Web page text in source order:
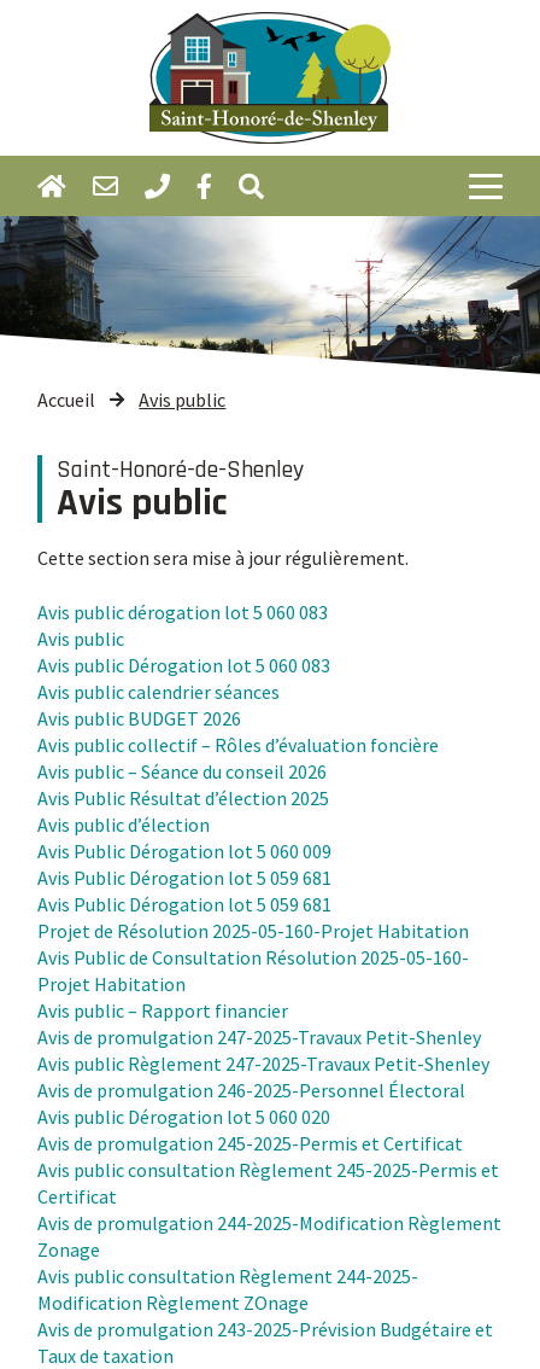
Accueil Avis public
Saint-Honoré-de-Shenley
Avis public
Cette section sera mise à jour régulièrement.
Avis public dérogation lot 5 060 083
Avis public
Avis public Dérogation lot 5 060 083
Avis public calendrier séances
Avis public BUDGET 2026
Avis public collectif – Rôles d’évaluation foncière
Avis public – Séance du conseil 2026
Avis Public Résultat d’élection 2025
Avis public d’élection
Avis Public Dérogation lot 5 060 009
Avis Public Dérogation lot 5 059 681
Avis Public Dérogation lot 5 059 681
Projet de Résolution 2025-05-160-Projet Habitation
Avis Public de Consultation Résolution 2025-05-160-
Projet Habitation
Avis public – Rapport financier
Avis de promulgation 247-2025-Travaux Petit-Shenley
Avis public Règlement 247-2025-Travaux Petit-Shenley
Avis de promulgation 246-2025-Personnel Électoral
Avis public Dérogation lot 5 060 020
Avis de promulgation 245-2025-Permis et Certificat
Avis public consultation Règlement 245-2025-Permis et
Certificat
Avis de promulgation 244-2025-Modification Règlement
Zonage
Avis public consultation Règlement 244-2025-
Modification Règlement ZOnage
Avis de promulgation 243-2025-Prévision Budgétaire et
Taux de taxation